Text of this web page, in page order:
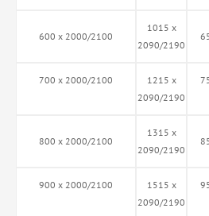
600 x 2000/2100
1015 x
2090/2190
700 x 2000/2100
1215 x
2090/2190
800 x 2000/2100
1315 x
2090/2190
900 x 2000/2100
1515 x
2090/2190